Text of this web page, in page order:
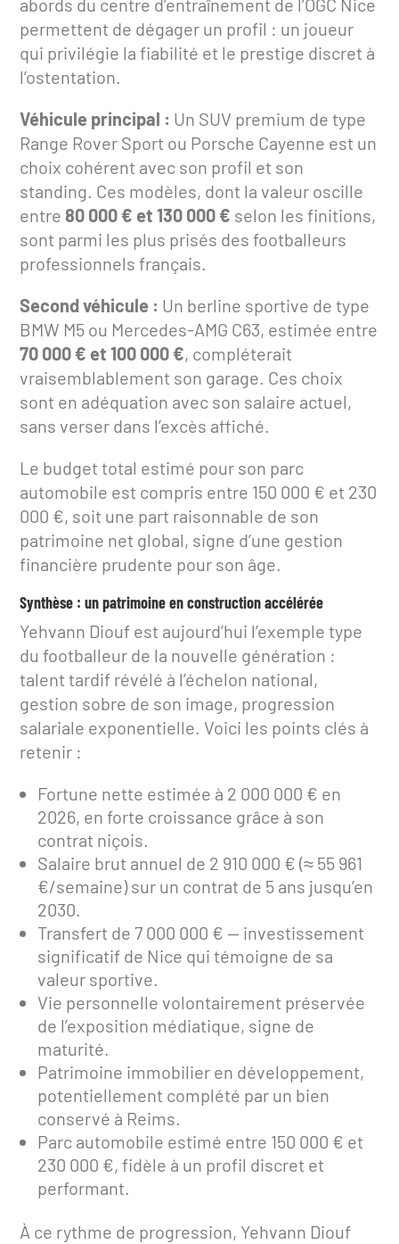
abords du centre d’entraînement de l’OGC Nice
permettent de dégager un profil : un joueur
qui privilégie la fiabilité et le prestige discret à
l’ostentation.
Véhicule principal : Un SUV premium de type
Range Rover Sport ou Porsche Cayenne est un
choix cohérent avec son profil et son
standing. Ces modèles, dont la valeur oscille
entre80 000 € et 130 000 € selon les finitions,
sont parmi les plus prisés des footballeurs
professionnels français.
Second véhicule : Un berline sportive de type
BMW M5 ou Mercedes-AMG C63, estimée entre
70 000 € et 100 000 €, compléterait
vraisemblablement son garage. Ces choix
sont en adéquation avec son salaire actuel,
sans verser dans l’excès affiché.
Le budget total estimé pour son parc
automobile est compris entre 150 000 € et 230
000 €, soit une part raisonnable de son
patrimoine net global, signe d’une gestion
financière prudente pour son âge.
Synthèse : un patrimoine en construction accélérée
Yehvann Diouf est aujourd’hui l’exemple type
du footballeur de la nouvelle génération :
talent tardif révélé à l’échelon national,
gestion sobre de son image, progression
salariale exponentielle. Voici les points clés à
retenir :
Fortune nette estimée à 2 000 000 € en
2026, en forte croissance grâce à son
contrat niçois.
Salaire brut annuel de 2 910 000 € (≈ 55 961
€/semaine) sur un contrat de 5 ans jusqu’en
2030.
Transfert de 7 000 000 € — investissement
significatif de Nice qui témoigne de sa
valeur sportive.
Vie personnelle volontairement préservée
de l’exposition médiatique, signe de
maturité.
Patrimoine immobilier en développement,
potentiellement complété par un bien
conservé à Reims.
Parc automobile estimé entre 150 000 € et
230 000 €, fidèle à un profil discret et
performant.
À ce rythme de progression, Yehvann Diouf